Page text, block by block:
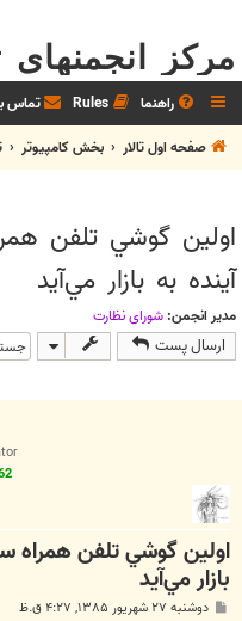
مرکز
راهنما Rules تماس
صفحه اول تالار
بخش كامپيوتر
اولين گوشي تلفن
آينده به بازار مي‌آيد
مدیر انجمن: شوراي نظارت
ارسال پست
اولين گوشي تلفن ‌همراه
بازار مي‌آيد
دوشنبه ۲۷ شهریور ۱۳۸۵, ۴:۲۷ ق.ظ